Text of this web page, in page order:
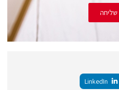
שליחה